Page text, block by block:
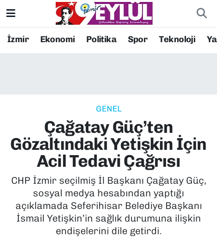
İzmir Ekonomi Politika Spor Teknoloji
GENEL
Çağatay Güç’ten
Gözaltındaki Yetişkin İçin
Acil Tedavi Çağrısı
CHP İzmir seçilmiş İl Başkanı Çağatay Güç,
sosyal medya hesabından yaptığı
açıklamada Seferihisar Belediye Başkanı
İsmail Yetişkin’in sağlık durumuna ilişkin
endişelerini dile getirdi.
Resmi İlanlar
EKONOMİ
KÜLTÜR SANAT
MAGAZİN
POLİTİKA
SAĞLIK
Konak Nöbetçi Eczaneler
Süper Lig Puan Durumu ve Fikstür
Tüm Manşetler
Son Dakika Haberleri
Haber Arşivi